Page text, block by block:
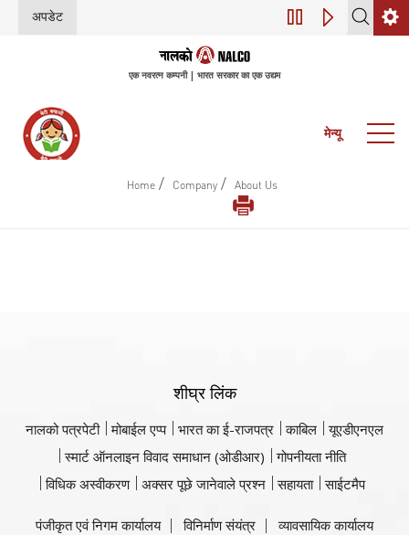
अपडेट डिजिटल परिवर्तन
एक नवरत्न कम्पनी | भारत सरकार का एक उद्यम
मेन्यू
Home / Company / About Us
शीघ्र लिंक
नालको पत्रपेटी मोबाईल एप्प भारत का ई-राजपत्र काबिल
यूएडीएनएल
स्मार्ट ऑनलाइन विवाद समाधान (ओडीआर)
गोपनीयता नीति
विधिक अस्वीकरण
अक्सर पूछे जानेवाले प्रश्न सहायता साईटमैप
पंजीकृत एवं निगम कार्यालय विनिर्माण संयंत्र
व्यावसायिक कार्यालय